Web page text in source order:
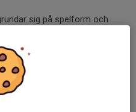
sig på spelform och